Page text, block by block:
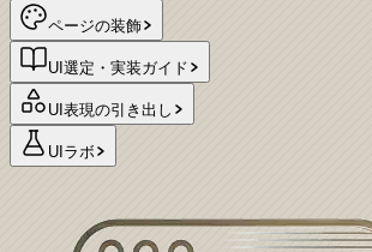
ページの装飾
UI選定・実装ガイド
UI表現の引き出し
UIラボ